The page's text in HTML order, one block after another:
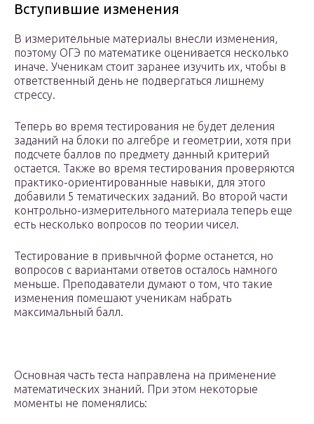
Вступившие изменения
В измерительные материалы внесли изменения,
поэтому ОГЭ по математике оценивается несколько
иначе. Ученикам стоит заранее изучить их, чтобы в
ответственный день не подвергаться лишнему
стрессу.
Теперь во время тестирования не будет деления
заданий на блоки по алгебре и геометрии, хотя при
подсчете баллов по предмету данный критерий
остается. Также во время тестирования проверяются
практико-ориентированные навыки, для этого
добавили 5 тематических заданий. Во второй части
контрольно-измерительного материала теперь еще
есть несколько вопросов по теории чисел.
Тестирование в привычной форме останется, но
вопросов с вариантами ответов осталось намного
меньше. Преподаватели думают о том, что такие
изменения помешают ученикам набрать
максимальный балл.
Основная часть теста направлена на применение
математических знаний. При этом некоторые
моменты не поменялись: